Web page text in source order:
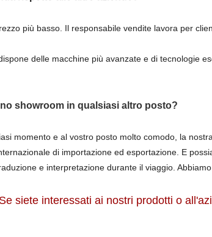
più basso. Il responsabile vendite lavora per
delle macchine più avanzate e di tecnologie
showroom in qualsiasi altro posto?
momento e al vostro posto molto comodo, la
di importazione ed esportazione. E
e interpretazione durante il viaggio.
Se siete interessati ai nostri prodotti o